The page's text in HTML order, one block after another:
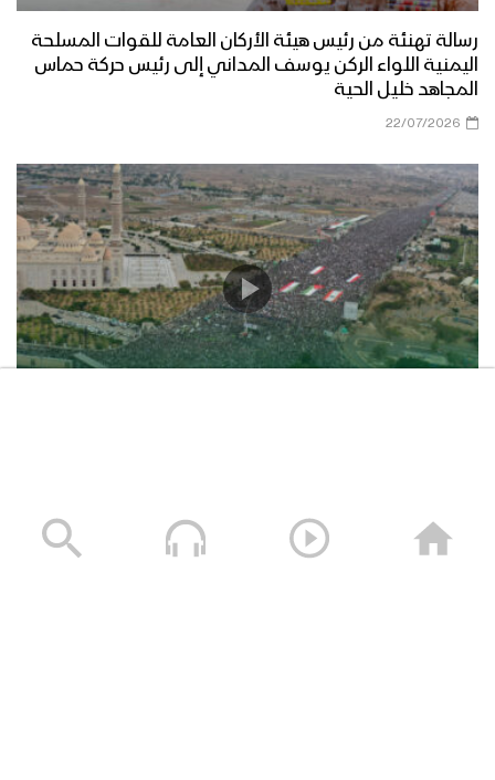
رسالة تهنئة من رئيس هيئة الأركان العامة للقوات المسلحة
اليمنية اللواء الركن يوسف المداني إلى رئيس حركة حماس
المجاهد خليل الحية
22/07/2026
17/07/2026